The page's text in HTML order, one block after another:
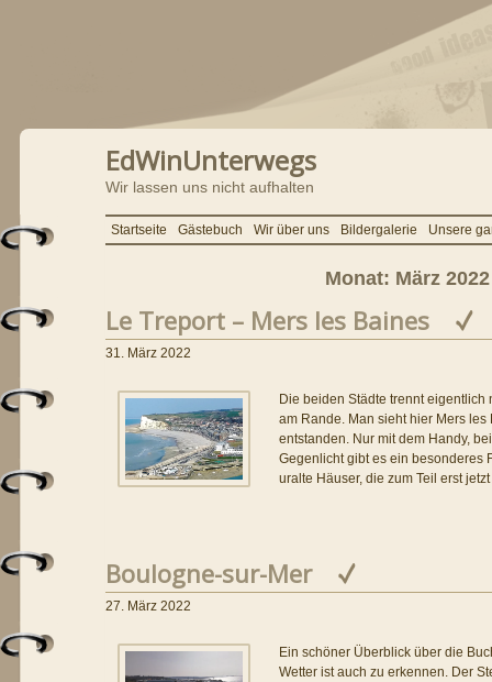
EdWinUnterwegs
Wir lassen uns nicht aufhalten
Startseite Gästebuch Wir über uns Bildergalerie Unsere
Monat: März 2022
Le Treport – Mers les Baines
31. März 2022
Die beiden Städte trennt
am Rande. Man sieht hier Mers
entstanden. Nur mit dem Handy,
Gegenlicht gibt es ein besonderes
uralte Häuser, die zum Teil erst
Boulogne-sur-Mer
27. März 2022
Ein schöner Überblick über die
Wetter ist auch zu erkennen. Der